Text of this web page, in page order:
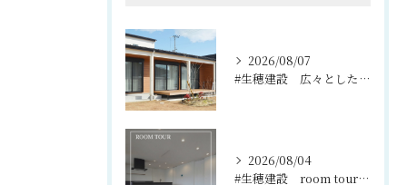
2026/08/07
#生穂建設 広々としたウッドデッキは、室内と庭を繋ぐ心地よい...
2026/08/04
#生穂建設 room tour🏠